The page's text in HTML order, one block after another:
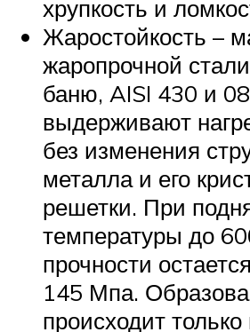
хрупкость и
Жаростойкость –
жаропрочной
баню, AISI 430 и
выдерживают
без изменения
металла и его
решетки. При
температуры до
прочности
145 Мпа.
происходит только